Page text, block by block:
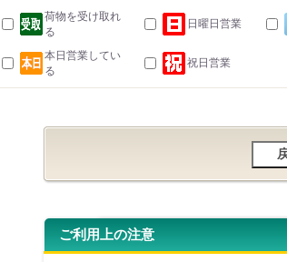
荷物を受け取れ
る
日曜日営業
本日営業してい
る
祝日営業
ご利用上の注意